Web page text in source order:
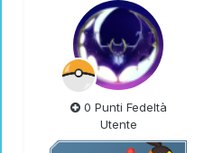
0 Punti Fedeltà
Utente